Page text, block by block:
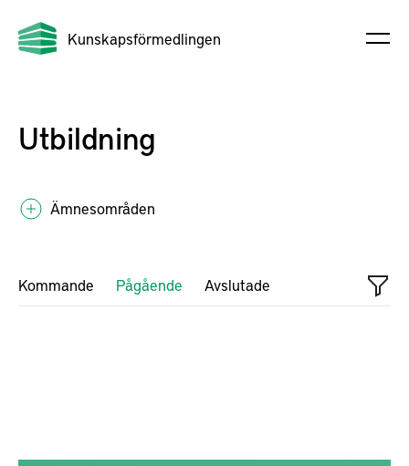
Kunskapsförmedlingen
Utbildning
Ämnesområden
Kommande Pågående Avslutade